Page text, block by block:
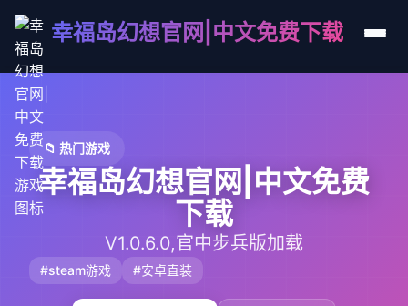
幸福岛幻想官网|中文免费下载
📁 热门游戏
幸福岛幻想官网|中文免费
下载
V1.0.6.0,官中步兵版加载
#steam游戏 #安卓直装